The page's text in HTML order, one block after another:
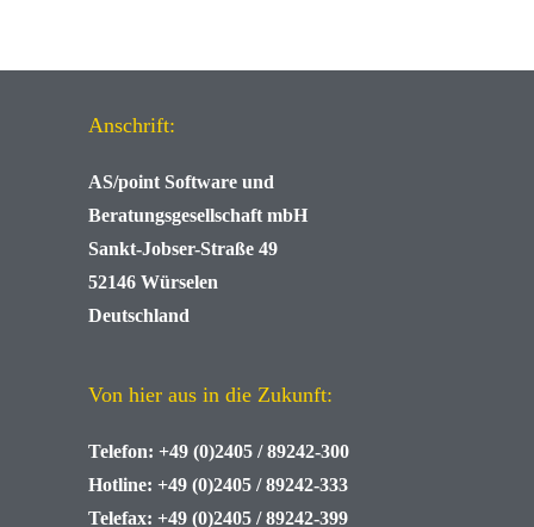
Anschrift:
AS/point Software und
Beratungsgesellschaft mbH
Sankt-Jobser-Straße 49
52146 Würselen
Deutschland
Von hier aus in die Zukunft:
Telefon: +49 (0)2405 / 89242-300
Hotline: +49 (0)2405 / 89242-333
Telefax: +49 (0)2405 / 89242-399